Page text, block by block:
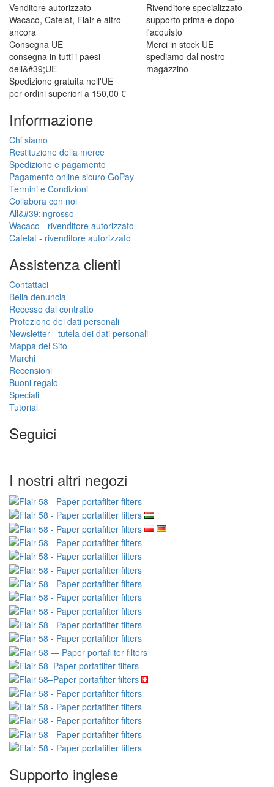
Venditore autorizzato
Wacaco, Cafelat, Flair e altro
ancora
Rivenditore specializzato
supporto prima e dopo
l'acquisto
Consegna UE
consegna in tutti i paesi
dell&#39;UE
Merci in stock UE
spediamo dal nostro
magazzino
Spedizione gratuita nell'UE
per ordini superiori a 150,00 €
Informazione
Chi siamo
Restituzione della merce
Spedizione e pagamento
Pagamento online sicuro GoPay
Termini e Condizioni
Collabora con noi
All&#39;ingrosso
Wacaco - rivenditore autorizzato
Cafelat - rivenditore autorizzato
Assistenza clienti
Contattaci
Bella denuncia
Recesso dal contratto
Protezione dei dati personali
Newsletter - tutela dei dati personali
Mappa del Sito
Marchi
Recensioni
Buoni regalo
Speciali
Tutorial
Seguici
I nostri altri negozi
Supporto inglese